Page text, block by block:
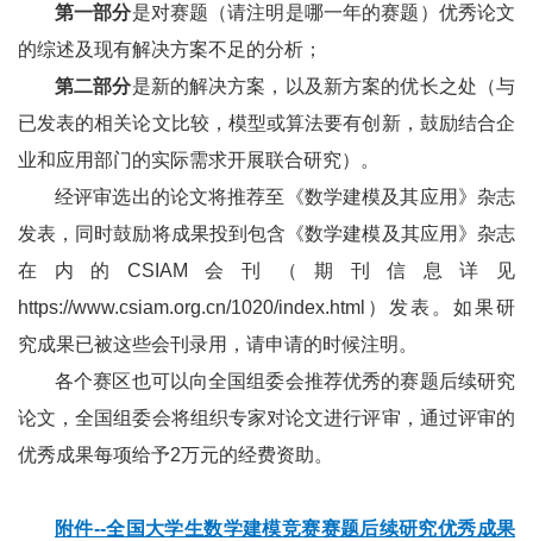
第一部分是对赛题（请注明是哪一年的赛题）优秀论文
的综述及现有解决方案不足的分析；
第二部分是新的解决方案，以及新方案的优长之处（与
已发表的相关论文比较，模型或算法要有创新，鼓励结合企
业和应用部门的实际需求开展联合研究）。
经评审选出的论文将推荐至《数学建模及其应用》杂志
发表，同时鼓励将成果投到包含《数学建模及其应用》杂志
在内的CSIAM会刊（期刊信息详见
https://www.csiam.org.cn/1020/index.html ）发表。如果研
究成果已被这些会刊录用，请申请的时候注明。
各个赛区也可以向全国组委会推荐优秀的赛题后续研究
论文，全国组委会将组织专家对论文进行评审，通过评审的
优秀成果每项给予2万元的经费资助。
附件--全国大学生数学建模竞赛赛题后续研究优秀成果